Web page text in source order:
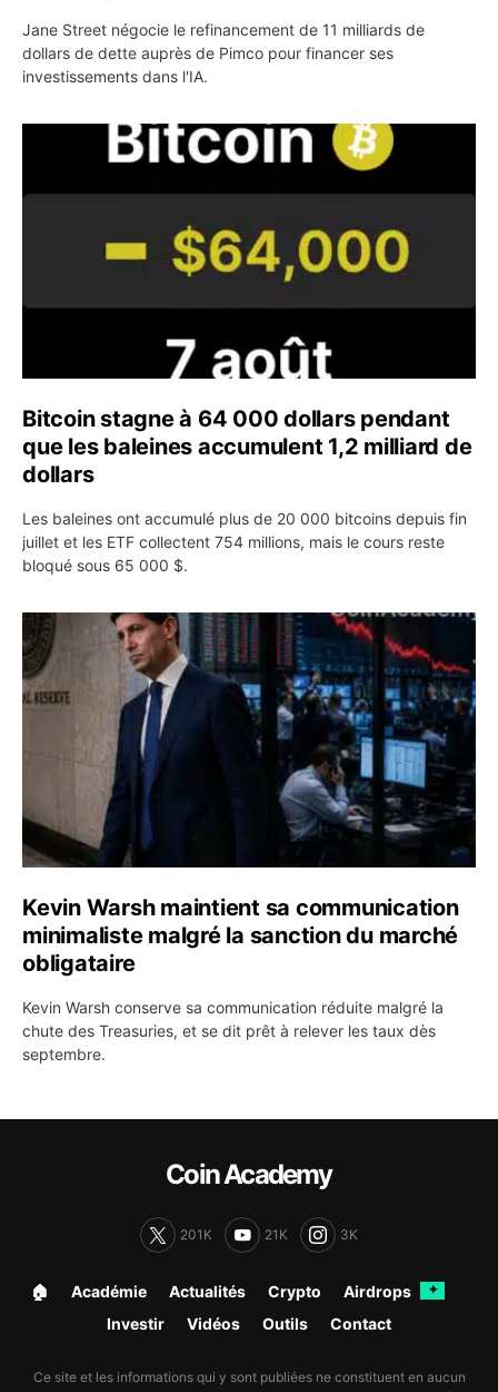
Jane Street négocie le refinancement de 11 milliards de
dollars de dette auprès de Pimco pour financer ses
investissements dans l'IA.
Bitcoin stagne à 64 000 dollars pendant que les
Bitcoin stagne à 64 000 dollars pendant
que les baleines accumulent 1,2 milliard de
dollars
Les baleines ont accumulé plus de 20 000 bitcoins depuis fin
juillet et les ETF collectent 754 millions, mais le cours reste
bloqué sous 65 000 $.
Kevin Warsh maintient sa communication minimaliste
Kevin Warsh maintient sa communication
minimaliste malgré la sanction du marché
obligataire
Kevin Warsh conserve sa communication réduite malgré la
chute des Treasuries, et se dit prêt à relever les taux dès
septembre.
Coin Academy
201K 21K 3K
🏠︎ Académie Actualités Crypto Airdrops ✦
Investir Vidéos Outils Contact
Ce site et les informations qui y sont publiées ne constituent en aucun